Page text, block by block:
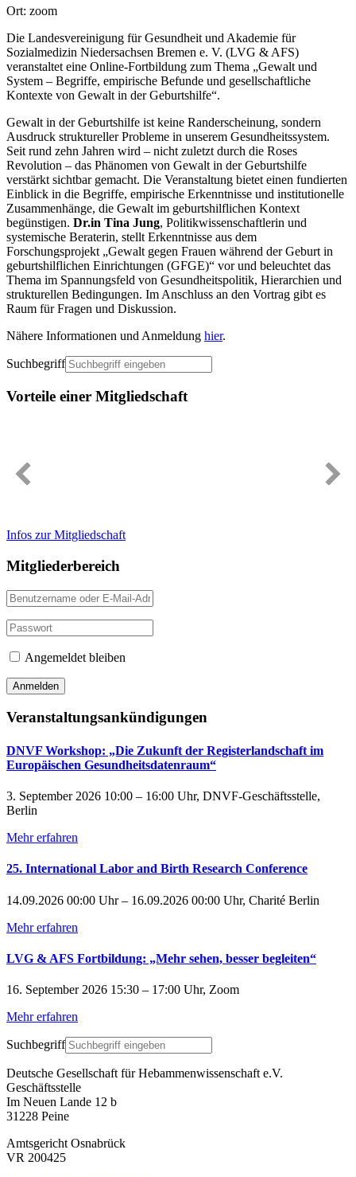
Ort: zoom
Die Landesvereinigung für Gesundheit und Akademie für
Sozialmedizin Niedersachsen Bremen e. V. (LVG & AFS)
veranstaltet eine Online-Fortbildung zum Thema „Gewalt und
System – Begriffe, empirische Befunde und gesellschaftliche
Kontexte von Gewalt in der Geburtshilfe“.
Gewalt in der Geburtshilfe ist keine Randerscheinung, sondern
Ausdruck struktureller Probleme in unserem Gesundheitssystem.
Seit rund zehn Jahren wird – nicht zuletzt durch die Roses
Revolution – das Phänomen von Gewalt in der Geburtshilfe
verstärkt sichtbar gemacht. Die Veranstaltung bietet einen fundierten
Einblick in die Begriffe, empirische Erkenntnisse und institutionelle
Zusammenhänge, die Gewalt im geburtshilflichen Kontext
begünstigen. Dr.in Tina Jung, Politikwissenschaftlerin und
systemische Beraterin, stellt Erkenntnisse aus dem
Forschungsprojekt „Gewalt gegen Frauen während der Geburt in
geburtshilflichen Einrichtungen (GFGE)“ vor und beleuchtet das
Thema im Spannungsfeld von Gesundheitspolitik, Hierarchien und
strukturellen Bedingungen. Im Anschluss an den Vortrag gibt es
Raum für Fragen und Diskussion.
Nähere Informationen und Anmeldung hier.
Suchbegriff
Vorteile einer Mitgliedschaft
Infos zur Mitgliedschaft
Mitgliederbereich
Angemeldet bleiben
Veranstaltungsankündigungen
DNVF Workshop: „Die Zukunft der Registerlandschaft im
Europäischen Gesundheitsdatenraum“
3. September 2026 10:00 – 16:00 Uhr, DNVF-Geschäftsstelle,
Berlin
Mehr erfahren
25. International Labor and Birth Research Conference
14.09.2026 00:00 Uhr – 16.09.2026 00:00 Uhr, Charité Berlin
Mehr erfahren
LVG & AFS Fortbildung: „Mehr sehen, besser begleiten“
16. September 2026 15:30 – 17:00 Uhr, Zoom
Mehr erfahren
Suchbegriff
Deutsche Gesellschaft für Hebammenwissenschaft e.V.
Geschäftsstelle
Im Neuen Lande 12 b
31228 Peine
Amtsgericht Osnabrück
VR 200425